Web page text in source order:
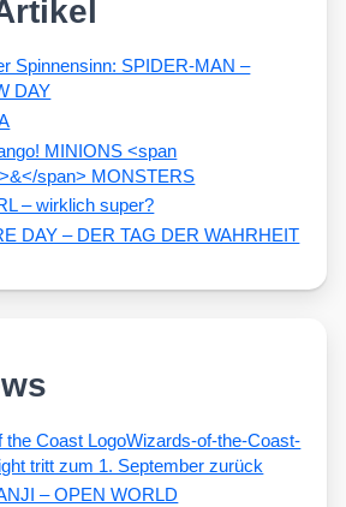
Spinnensinn: SPIDER-MAN –
DAY
MINIONS <span
span> MONSTERS
– wirklich super?
DAY – DER TAG DER WAHRHEIT
Wizards-of-the-Coast-
tritt zum 1. September zurück
– OPEN WORLD